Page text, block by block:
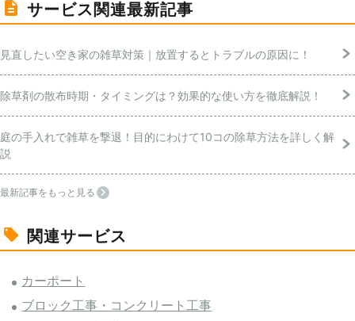
サービス関連最新記事
見直したい空き家の雑草対策｜放置するとトラブルの原因に！
除草剤の散布時期・タイミングは？効果的な使い方を徹底解説！
庭の手入れで雑草を撃退！目的にわけて10コの除草方法を詳しく解
説
最新記事をもっと見る
関連サービス
カーポート
ブロック工事・コンクリート工事